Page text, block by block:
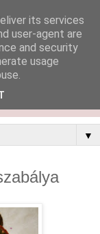
▼
its services
user-agent are
and security
usage